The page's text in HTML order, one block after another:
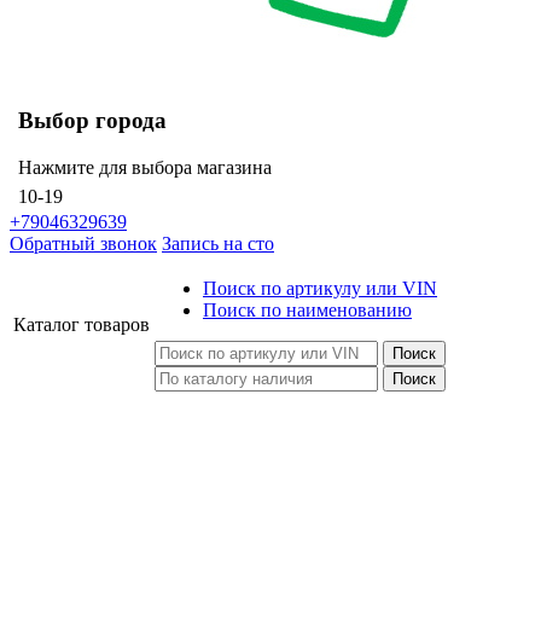
Выбор города
Нажмите для выбора магазина
10-19
+79046329639
Обратный звонок Запись на сто
Каталог товаров
Поиск по артикулу или VIN
Поиск по наименованию
Поиск
Поиск